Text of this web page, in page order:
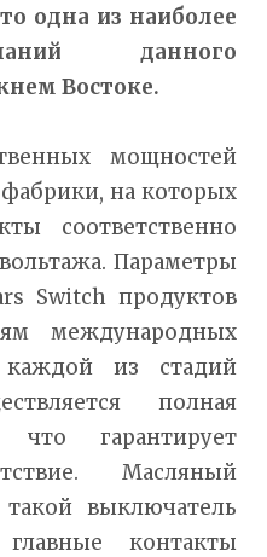
одна из наиболее
данного
Востоке.
мощностей
на которых
соответственно
Параметры
Switch продуктов
международных
каждой из стадий
полная
что гарантирует
Масляный
выключатель
контакты